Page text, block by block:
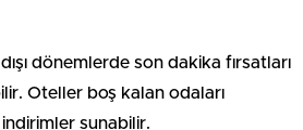
dönemlerde son dakika fırsatları
Oteller boş kalan odaları
sunabilir.